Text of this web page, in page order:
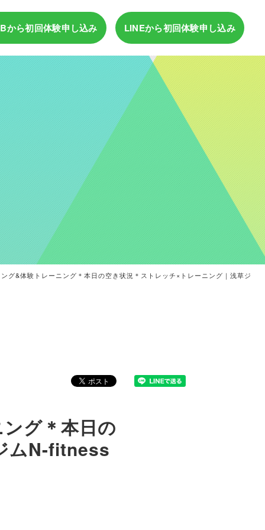
から初回体験申し込み LINEから初回体験申し込み
グ&体験トレーニング＊本日の空き状況＊ストレッチ×トレーニング｜浅草ジ
グ＊本日の
ムN-fitness